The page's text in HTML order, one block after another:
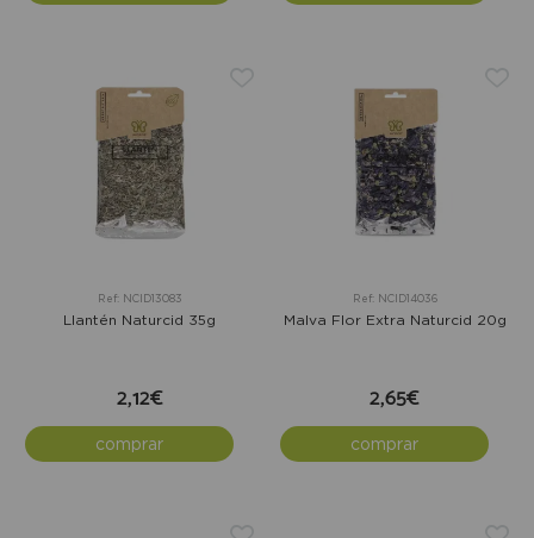
Ref: NCID13083
Llantén Naturcid 35g
2,12€
comprar
Ref: NCID14036
Malva Flor Extra Naturcid 20g
2,65€
comprar